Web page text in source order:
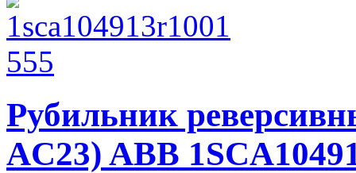
Рубильник
AC23) ABB